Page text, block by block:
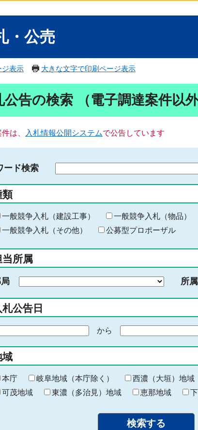
・公売
ジ表示 大きな文字で印刷ページ表示
公告の検索 （電子調達案件以外
は、 入札情報公開システムで公告しています
ード検索
る
キ
ー
ー
入
力
類
一般競争入札（建設工事） 一般競争入札（物品）
一般競争入札（その他）
公募型プロポーザル
当所属
所属
札公告日
から
終
わ
り
域
本庁 岐阜地域（本庁除く） 西濃（大垣）地域
可茂地域
東濃（多治見）地域 恵那地域